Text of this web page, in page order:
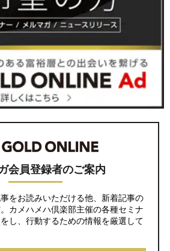
会員登録者のご案内
をお読みいただける他、新着記事の
カメハメハ倶楽部主催の各種セミナ
し、行動するための情報を厳選して